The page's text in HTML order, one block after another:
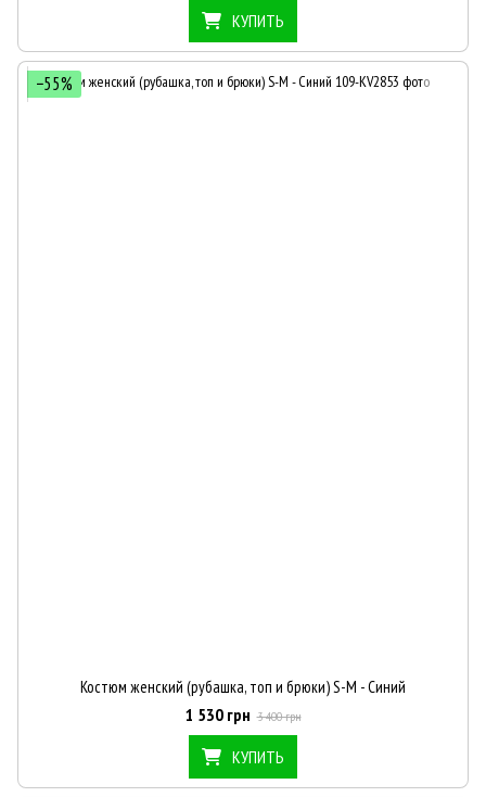
КУПИТЬ
−55%
Костюм женский (рубашка, топ и брюки) S-M - Синий
1 530 грн 3 400 грн
КУПИТЬ